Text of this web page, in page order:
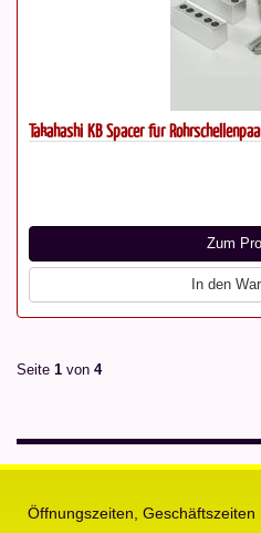
Takahashi KB Spacer für
Zum
In den
Seite 1 von 4
Öffnungszeiten, Geschäftszeiten